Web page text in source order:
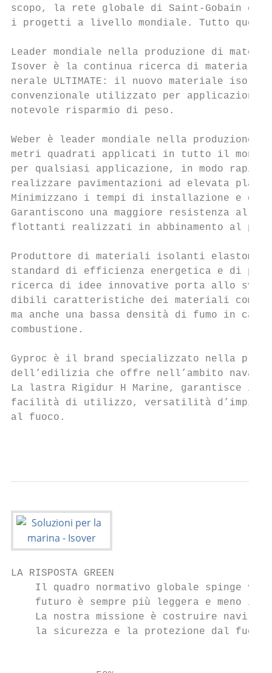
scopo, la rete globale di Saint-Gobain
i progetti a livello mondiale. Tutto
Leader mondiale nella produzione di
Isover è la continua ricerca di materiali
nerale ULTIMATE: il nuovo materiale
convenzionale utilizzato per applicazioni
notevole risparmio di peso.
Weber è leader mondiale nella
metri quadrati applicati in tutto il mondo,
per qualsiasi applicazione, in modo
realizzare pavimentazioni ad elevata
Minimizzano i tempi di installazione e di
Garantiscono una maggiore resistenza al
flottanti realizzati in abbinamento al
Produttore di materiali isolanti
standard di efficienza energetica e di
ricerca di idee innovative porta allo
dibili caratteristiche dei materiali
ma anche una bassa densità di fumo in
combustione.
Gyproc è il brand specializzato nella
dell’edilizia che offre nell’ambito navale
La lastra Rigidur H Marine, garantisce
facilità di utilizzo, versatilità d’impiego e
al fuoco.
LA RISPOSTA GREEN
Il quadro normativo globale spinge
futuro è sempre più leggera e meno
La nostra missione è costruire navi e
la sicurezza e la protezione dal